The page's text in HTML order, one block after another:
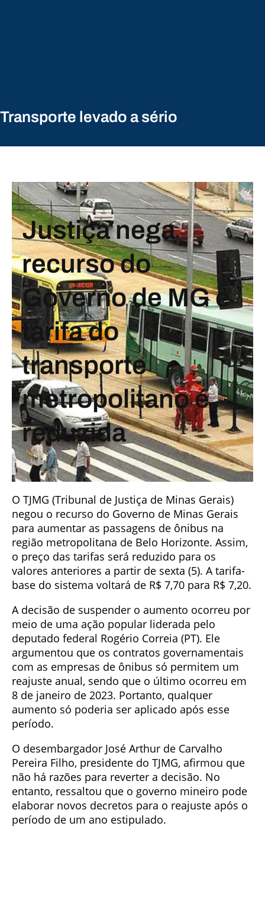
Transporte levado a sério
Justiça nega
recurso do
Governo de MG e
tarifa do
transporte
metropolitano é
reduzida
O TJMG (Tribunal de Justiça de Minas Gerais)
negou o recurso do Governo de Minas Gerais
para aumentar as passagens de ônibus na
região metropolitana de Belo Horizonte. Assim,
o preço das tarifas será reduzido para os
valores anteriores a partir de sexta (5). A tarifa-
base do sistema voltará de R$ 7,70 para R$ 7,20.
A decisão de suspender o aumento ocorreu por
meio de uma ação popular liderada pelo
deputado federal Rogério Correia (PT). Ele
argumentou que os contratos governamentais
com as empresas de ônibus só permitem um
reajuste anual, sendo que o último ocorreu em
8 de janeiro de 2023. Portanto, qualquer
aumento só poderia ser aplicado após esse
período.
O desembargador José Arthur de Carvalho
Pereira Filho, presidente do TJMG, afirmou que
não há razões para reverter a decisão. No
entanto, ressaltou que o governo mineiro pode
elaborar novos decretos para o reajuste após o
período de um ano estipulado.